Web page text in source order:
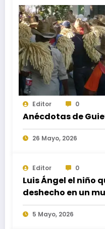
Editor 0
Anécdotas de
26 Mayo, 2026
Editor 0
Luis Ángel el niño
deshecho en un
5 Mayo, 2026